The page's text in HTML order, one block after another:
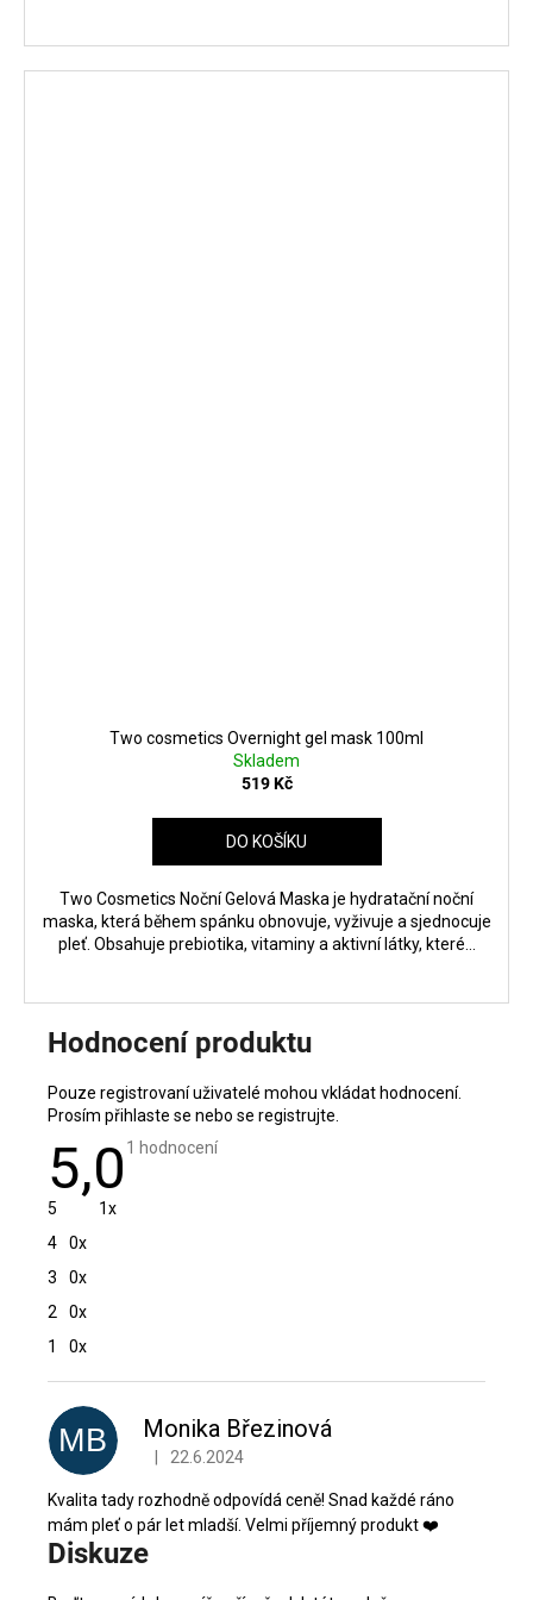
Two cosmetics Overnight gel mask 100ml
Skladem
519 Kč
DO KOŠÍKU
Two Cosmetics Noční Gelová Maska je hydratační noční
maska, která během spánku obnovuje, vyživuje a sjednocuje
pleť. Obsahuje prebiotika, vitaminy a aktivní látky, které...
Hodnocení produktu
Pouze registrovaní uživatelé mohou vkládat hodnocení.
Prosím přihlaste se nebo se registrujte
5,0 Průměrné
1 hodnocení
5
1x
4
0x
3
0x
2
0x
1
0x
p
i
h
o
d
MB Monika Březinová
Hodnocení produktu je 5 z 5 hvězdiček.
22.6.2024
Kvalita tady rozhodně odpovídá ceně! Snad každé ráno
mám pleť o pár let mladší. Velmi příjemný produkt ❤️
Diskuze